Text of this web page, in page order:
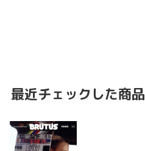
最近チェックした商品